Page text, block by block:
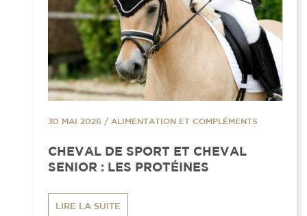
30 MAI 2026 / ALIMENTATION ET COMPLÉMENTS
CHEVAL DE SPORT ET CHEVAL
SENIOR : LES PROTÉINES
LIRE LA SUITE